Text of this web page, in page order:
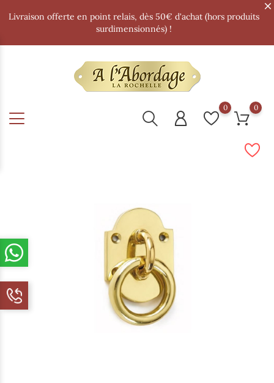
Livraison offerte en point relais, dès 50€ d'achat (hors produits
surdimensionnés) !
0 0